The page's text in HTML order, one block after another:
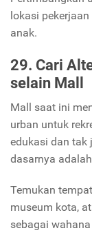
lokasi
anak.
29. Cari
selain Mall
Mall saat ini
urban untuk
edukasi dan tak
dasarnya
Temukan
museum kota,
sebagai